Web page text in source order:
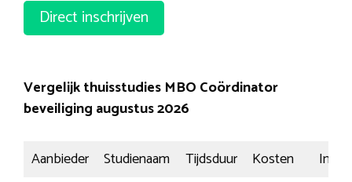
Direct inschrijven
Vergelijk thuisstudies MBO Coördinator
beveiliging augustus 2026
Aanbieder Studienaam Tijdsduur Kosten